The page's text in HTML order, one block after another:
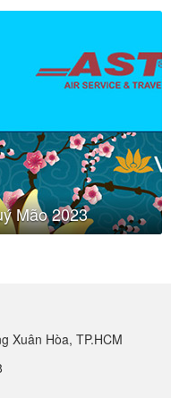
Mão 2023
Xuân Hòa, TP.HCM